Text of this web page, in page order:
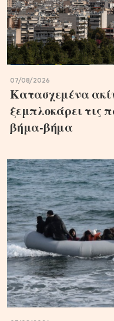
07/08/2026
Κατασχεμένα
ξεμπλοκάρει τις
βήμα-βήμα